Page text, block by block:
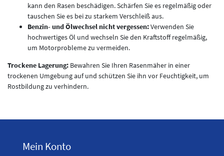
kann den Rasen beschädigen. Schärfen Sie es regelmäßig oder
tauschen Sie es bei zu starkem Verschleiß aus.
Benzin- und Ölwechsel nicht vergessen:Verwenden Sie
hochwertiges Öl und wechseln Sie den Kraftstoff regelmäßig,
um Motorprobleme zu vermeiden.
Trockene Lagerung: Bewahren Sie Ihren Rasenmäher in einer
trockenen Umgebung auf und schützen Sie ihn vor Feuchtigkeit, um
Rostbildung zu verhindern.
Mein Konto